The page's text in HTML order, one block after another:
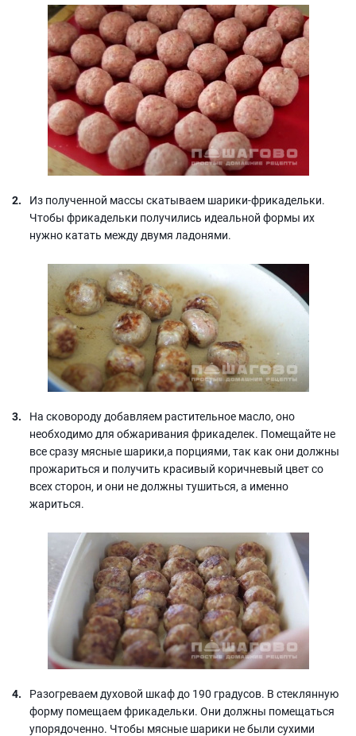
Из полученной массы скатываем шарики-фрикадельки.
Чтобы фрикадельки получились идеальной формы их
нужно катать между двумя ладонями.
На сковороду добавляем растительное масло, оно
необходимо для обжаривания фрикаделек. Помещайте не
все сразу мясные шарики,а порциями, так как они должны
прожариться и получить красивый коричневый цвет со
всех сторон, и они не должны тушиться, а именно
жариться.
Разогреваем духовой шкаф до 190 градусов. В стеклянную
форму помещаем фрикадельки. Они должны помещаться
упорядоченно. Чтобы мясные шарики не были сухими